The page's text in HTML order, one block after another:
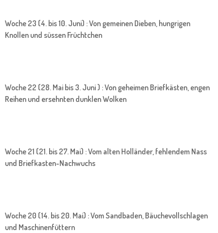
Woche 23 (4. bis 10. Juni) : Von gemeinen Dieben, hungrigen
Knollen und süssen Früchtchen
Woche 22 (28. Mai bis 3. Juni ) : Von geheimen Briefkästen, engen
Reihen und ersehnten dunklen Wolken
Woche 21 (21. bis 27. Mai) : Vom alten Holländer, fehlendem Nass
und Briefkasten-Nachwuchs
Woche 20 (14. bis 20. Mai) : Vom Sandbaden, Bäuchevollschlagen
und Maschinenfüttern